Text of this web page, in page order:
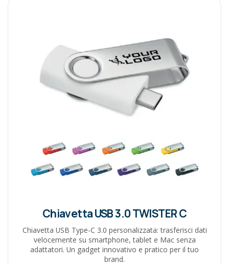
Chiavetta USB 3.0 TWISTER C
Chiavetta USB Type-C 3.0 personalizzata: trasferisci dati
velocemente su smartphone, tablet e Mac senza
adattatori. Un gadget innovativo e pratico per il tuo
brand.